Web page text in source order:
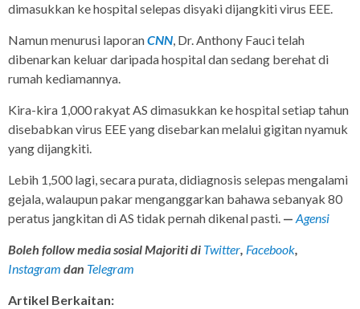
dimasukkan ke hospital selepas disyaki dijangkiti virus EEE.
Namun menurusi laporanCNN, Dr. Anthony Fauci telah
dibenarkan keluar daripada hospital dan sedang berehat di
rumah kediamannya.
Kira-kira 1,000 rakyat AS dimasukkan ke hospital setiap tahun
disebabkan virus EEE yang disebarkan melalui gigitan nyamuk
yang dijangkiti.
Lebih 1,500 lagi, secara purata, didiagnosis selepas mengalami
gejala, walaupun pakar menganggarkan bahawa sebanyak 80
peratus jangkitan di AS tidak pernah dikenal pasti. — Agensi
Boleh follow media sosial Majoriti di Twitter, Facebook,
Instagram dan Telegram
Artikel Berkaitan: